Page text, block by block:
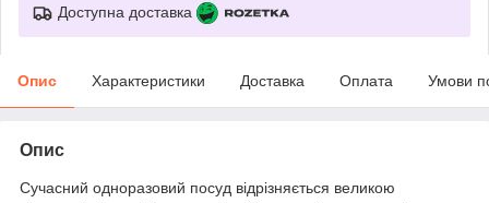
Доступна доставка
Опис Характеристики Доставка Оплата Умови
Опис
Сучасний одноразовий посуд відрізняється великою